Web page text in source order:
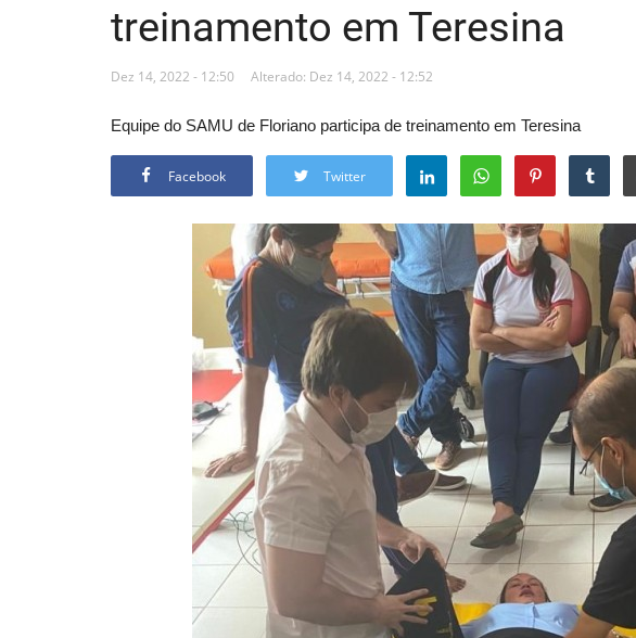
treinamento em Teresina
Dez 14, 2022 - 12:50 Alterado: Dez 14, 2022 - 12:52
Equipe do SAMU de Floriano participa de treinamento em Teresina
Facebook Twitter